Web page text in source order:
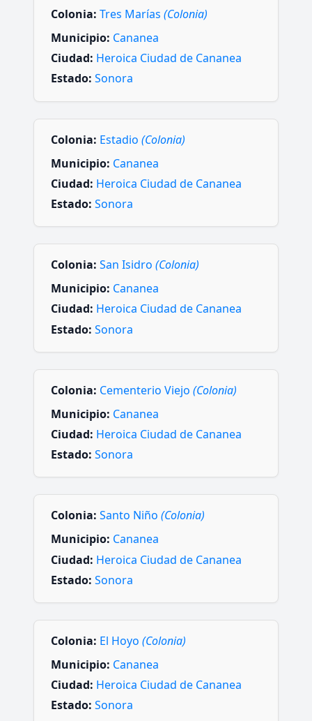
Colonia: Tres Marías (Colonia)
Municipio: Cananea
Ciudad: Heroica Ciudad de Cananea
Estado: Sonora
Colonia: Estadio (Colonia)
Municipio: Cananea
Ciudad: Heroica Ciudad de Cananea
Estado: Sonora
Colonia: San Isidro (Colonia)
Municipio: Cananea
Ciudad: Heroica Ciudad de Cananea
Estado: Sonora
Colonia: Cementerio Viejo (Colonia)
Municipio: Cananea
Ciudad: Heroica Ciudad de Cananea
Estado: Sonora
Colonia: Santo Niño (Colonia)
Municipio: Cananea
Ciudad: Heroica Ciudad de Cananea
Estado: Sonora
Colonia: El Hoyo (Colonia)
Municipio: Cananea
Ciudad: Heroica Ciudad de Cananea
Estado: Sonora